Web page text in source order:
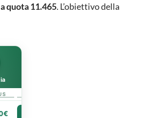
quota 11.465. L’obiettivo della